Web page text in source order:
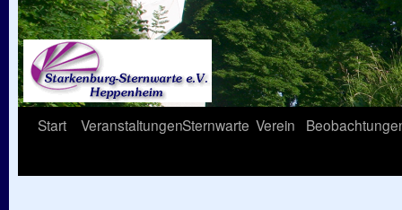
Springe
Start VeranstaltungenSternwarte Verein